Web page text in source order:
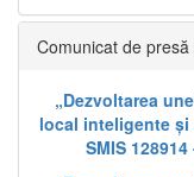
Comunicat de
„Dezvoltarea
local inteligente și
SMIS